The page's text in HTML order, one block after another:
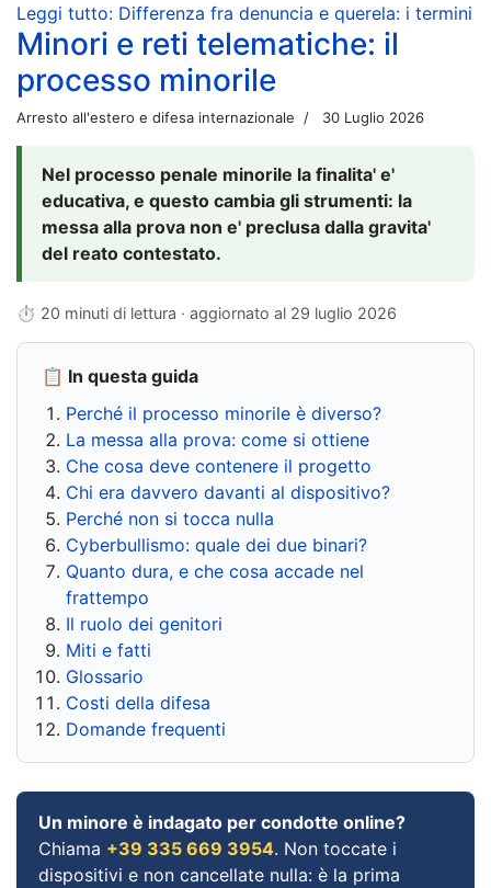
Leggi tutto: Differenza fra denuncia e querela: i termini
Minori e reti telematiche: il
processo minorile
Arresto all'estero e difesa internazionale 30 Luglio 2026
Nel processo penale minorile la finalita' e'
educativa, e questo cambia gli strumenti: la
messa alla prova non e' preclusa dalla gravita'
del reato contestato.
⏱ 20 minuti di lettura · aggiornato al 29 luglio 2026
📋 In questa guida
Perché il processo minorile è diverso?
La messa alla prova: come si ottiene
Che cosa deve contenere il progetto
Chi era davvero davanti al dispositivo?
Perché non si tocca nulla
Cyberbullismo: quale dei due binari?
Quanto dura, e che cosa accade nel
frattempo
Il ruolo dei genitori
Miti e fatti
Glossario
Costi della difesa
Domande frequenti
Un minore è indagato per condotte online?
Chiama +39 335 669 3954. Non toccate i
dispositivi e non cancellate nulla: è la prima